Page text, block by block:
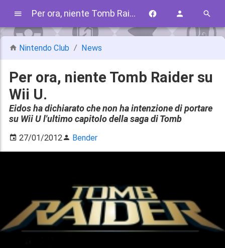
Per ora, niente Tomb Raider su Wii U.
Nintendo Club News
Per ora, niente Tomb Raider su
Wii U.
Eidos ha dichiarato che non ha intenzione di portare
su Wii U l'ultimo capitolo della saga di Tomb
27/01/2012 Bender